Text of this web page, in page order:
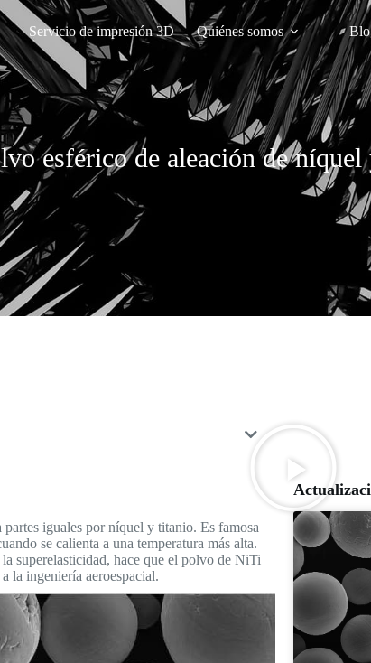
Servicio de impresión 3D Quiénes somos
esférico de aleación de
iguales por níquel y titanio. Es famosa
se calienta a una temperatura más alta.
superelasticidad, hace que el polvo de NiTi
la ingeniería aeroespacial.